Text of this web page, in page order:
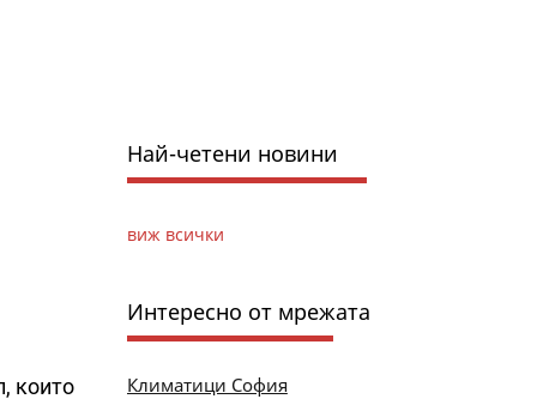
които
Най-четени новини
виж всички
Интересно от мрежата
Климатици София